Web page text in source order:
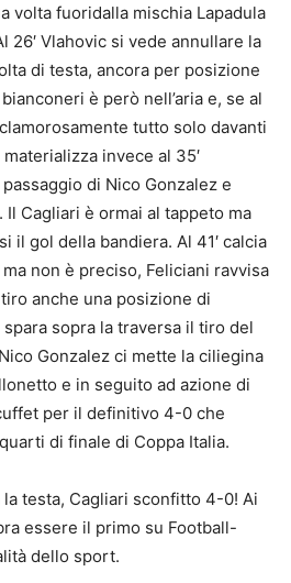
volta fuoridalla mischia Lapadula
26′ Vlahovic si vede annullare la
di testa, ancora per posizione
è però nell’aria e, se al
tutto solo davanti
invece al 35′
di Nico Gonzalez e
Cagliari è ormai al tappeto ma
il gol della bandiera. Al 41′ calcia
non è preciso, Feliciani ravvisa
anche una posizione di
spara sopra la traversa il tiro del
Gonzalez ci mette la ciliegina
e in seguito ad azione di
per il definitivo 4-0 che
di finale di Coppa Italia.
la testa, Cagliari sconfitto 4-0! Ai
essere il primo su Football-
dello sport.